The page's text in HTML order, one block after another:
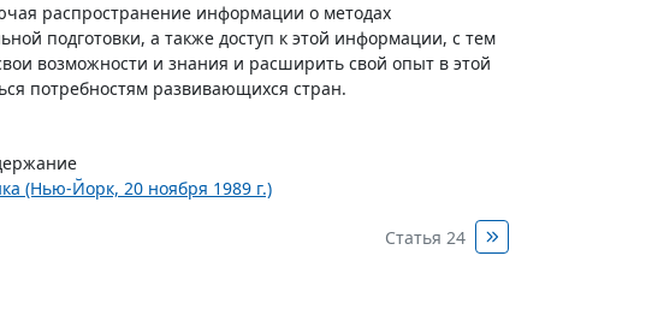
распространение информации о методах
подготовки, а также доступ к этой информации, с тем
возможности и знания и расширить свой опыт в этой
потребностям развивающихся стран.
(Нью-Йорк, 20 ноября 1989 г.)
Статья 24